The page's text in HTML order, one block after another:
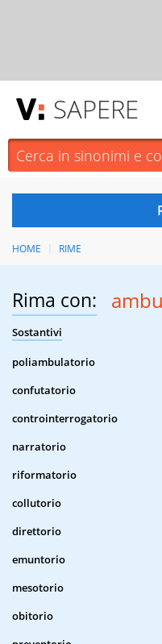
SAPERE
HOME RIME
Rima con:
Sostantivi
poliambulatorio
confutatorio
controinterrogatorio
narratorio
riformatorio
collutorio
direttorio
emuntorio
mesotorio
obitorio